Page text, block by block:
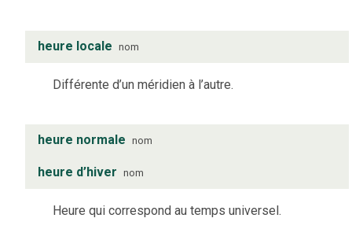
heure locale nom
Différente d’un méridien à l’autre.
heure normale nom
heure d’hiver nom
Heure qui correspond au temps universel.